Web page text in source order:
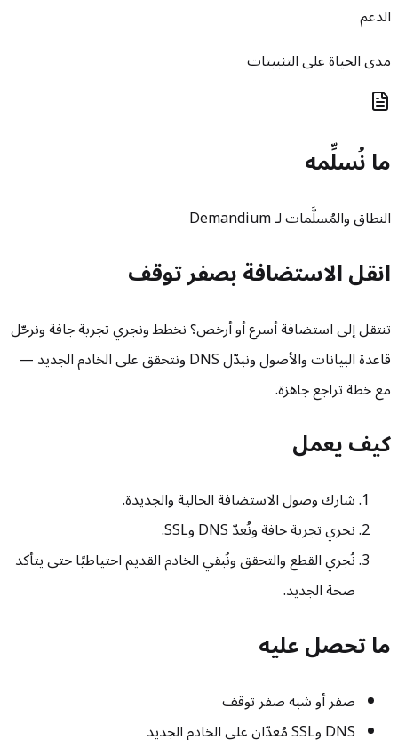
الدعم
مدى الحياة على التثبيتات
ما نُسلِّمه
النطاق والمُسلَّمات لـ Demandium
انقل الاستضافة بصفر توقف
تنتقل إلى استضافة أسرع أو أرخص؟ نخطط ونجري تجربة جافة ونرحّل
قاعدة البيانات والأصول ونبدّل DNS ونتحقق على الخادم الجديد —
مع خطة تراجع جاهزة.
كيف يعمل
شارك وصول الاستضافة الحالية والجديدة.
نجري تجربة جافة ونُعدّ DNS وSSL.
نُجري القطع والتحقق ونُبقي الخادم القديم احتياطيًا حتى يتأكد
صحة الجديد.
ما تحصل عليه
صفر أو شبه صفر توقف
DNS وSSL مُعدّان على الخادم الجديد